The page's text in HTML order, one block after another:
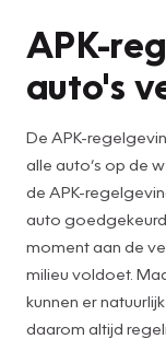
APK-
auto's
De APK-
alle auto’s op de
de APK-
auto
moment aan de
milieu voldoet.
kunnen er
daarom altijd